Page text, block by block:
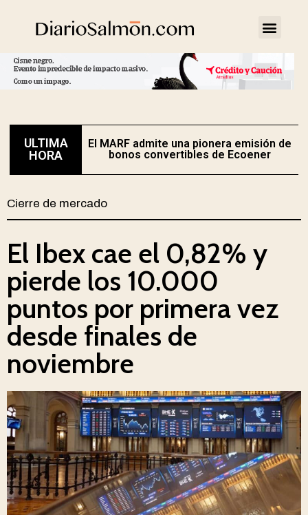
ULTIMA
HORA
El MARF admite una pionera emisión de
bonos convertibles de Ecoener
Cierre de mercado
El Ibex cae el 0,82% y
pierde los 10.000
puntos por primera vez
desde finales de
noviembre